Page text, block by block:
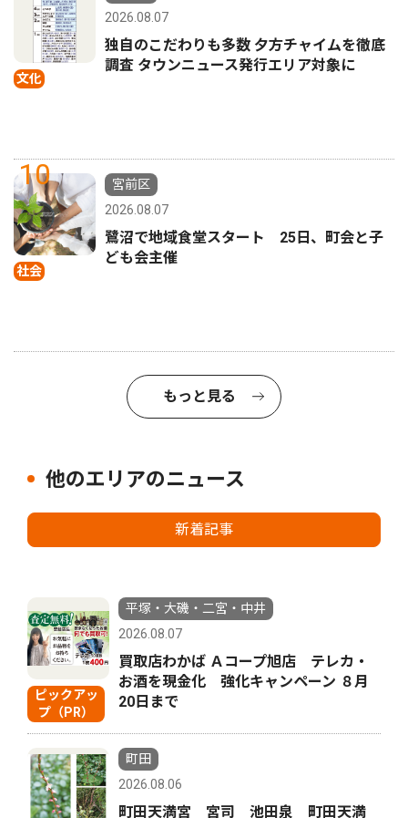
文化
2026.08.07
独自のこだわりも多数 夕方チャイムを徹底
調査 タウンニュース発行エリア対象に
10
社会
宮前区
2026.08.07
鷺沼で地域食堂スタート 25日、町会と子
ども会主催
もっと見る
他のエリアのニュース
新着記事
ピックアッ
プ（PR）
平塚・大磯・二宮・中井
2026.08.07
買取店わかば Ａコープ旭店 テレカ・
お酒を現金化 強化キャンペーン ８月
20日まで
町田
2026.08.06
町田天満宮 宮司 池田泉 町田天満